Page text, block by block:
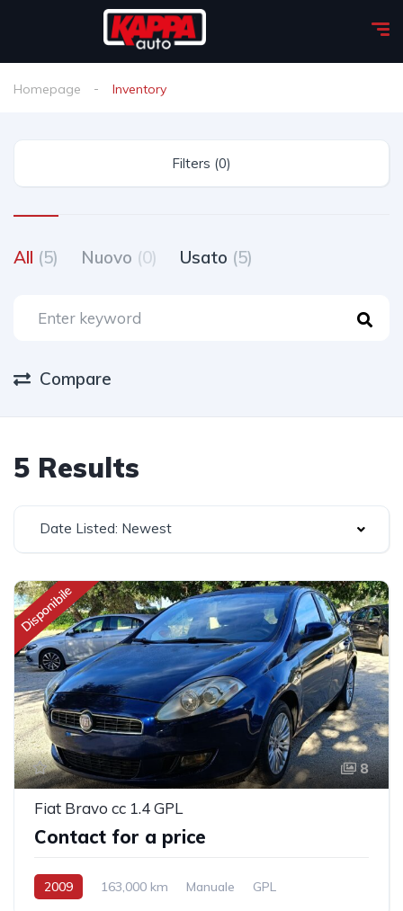
Homepage Inventory
Filters (0)
All (5) Nuovo (0) Usato (5)
Compare
5 Results
Date Listed: Newest
Disponibile
8
Fiat Bravo cc 1.4 GPL
Contact for a price
2009 163,000 km Manuale
GPL